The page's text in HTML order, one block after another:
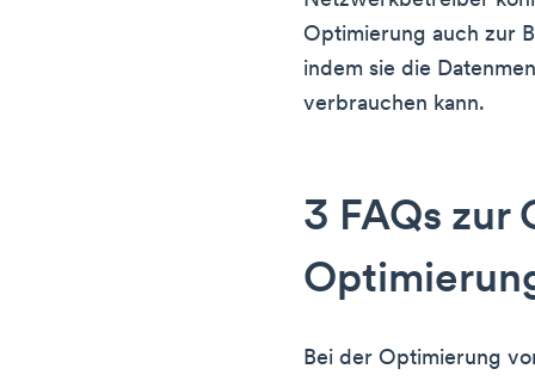
Optimierung auch zur
indem sie die
verbrauchen kann.
3 FAQs zur
Bei der Optimierung